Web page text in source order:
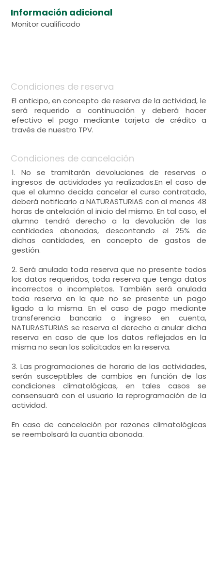
Información adicional
Monitor cualificado
Condiciones de reserva
El anticipo, en concepto de reserva de la actividad, le
será requerido a continuación y deberá hacer
efectivo el pago mediante tarjeta de crédito a
través de nuestro TPV.
Condiciones de cancelación
1. No se tramitarán devoluciones de reservas o
ingresos de actividades ya realizadas.En el caso de
que el alumno decida cancelar el curso contratado,
deberá notificarlo a NATURASTURIAS con al menos 48
horas de antelación al inicio del mismo. En tal caso, el
alumno tendrá derecho a la devolución de las
cantidades abonadas, descontando el 25% de
dichas cantidades, en concepto de gastos de
gestión.
2. Será anulada toda reserva que no presente todos
los datos requeridos, toda reserva que tenga datos
incorrectos o incompletos. También será anulada
toda reserva en la que no se presente un pago
ligado a la misma. En el caso de pago mediante
transferencia bancaria o ingreso en cuenta,
NATURASTURIAS se reserva el derecho a anular dicha
reserva en caso de que los datos reflejados en la
misma no sean los solicitados en la reserva.
3. Las programaciones de horario de las actividades,
serán susceptibles de cambios en función de las
condiciones climatológicas, en tales casos se
consensuará con el usuario la reprogramación de la
actividad.
En caso de cancelación por razones climatológicas
se reembolsará la cuantía abonada.